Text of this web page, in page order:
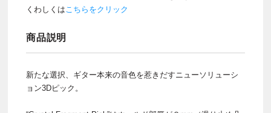
くわしくはこちらをクリック
商品説明
新たな選択、ギター本来の音色を惹きだすニューソリューシ
ョン3Dピック。